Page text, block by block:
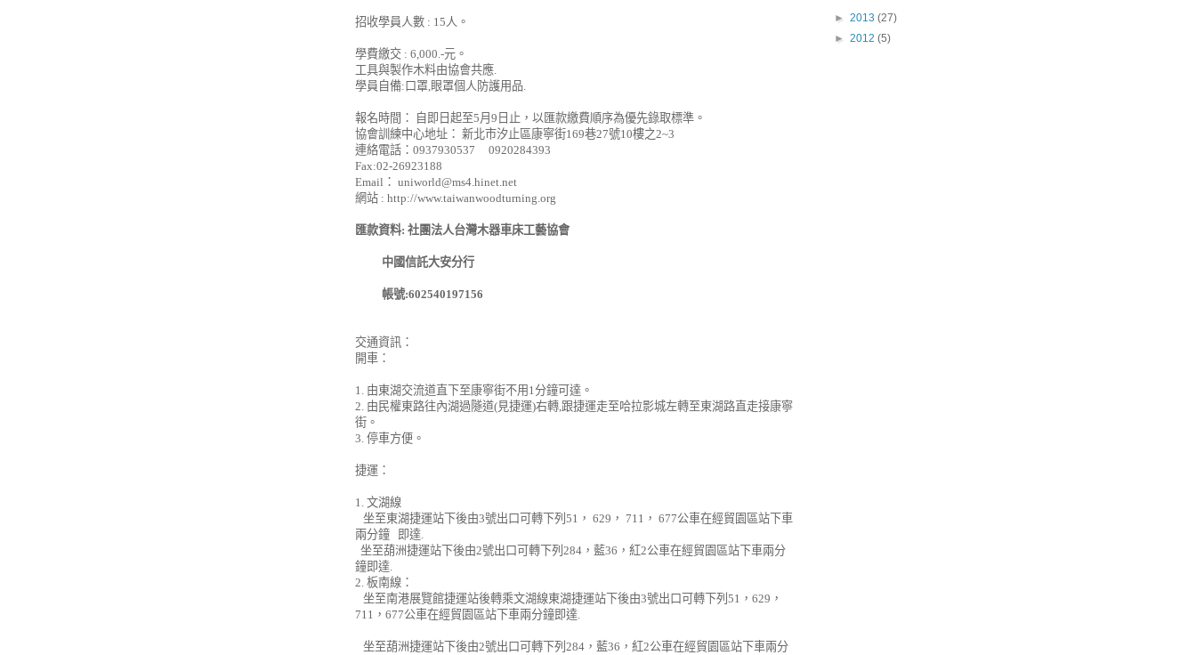
招收學員人數 : 15人。
學費繳交 : 6,000.-元。
工具與製作木料由協會共應.
學員自備:口罩,眼罩個人防護用品.
報名時間： 自即日起至5月 9 日止，以匯款繳費順序為優先錄取標準。
協會訓練中心地址： 新北市汐止區康寧街169巷27號10樓之2~3
連絡電話： 0937930537 0920284393
Fax:02-26923188
Email ： uniworld@ms4.hinet.net
網站 : http://www.taiwanwoodturning.org
匯款資料: 社團法人台灣木器車床工藝協會
中國信託大安分行
帳號:602540197156
交通資訊：
開車：
1. 由東湖交流道直下至康寧街不用 1分鐘可達。
2. 由民權東路往內湖過隧道(見捷運)右轉,跟捷運走至哈拉影城左轉至東湖路直走接康寧
街。
3. 停車方便。
捷運：
1. 文湖線
坐至東湖捷運站下後由3號出口可轉下列 51 ， 629 ， 711 ， 677公車在經貿園區站下車
兩分鐘
即達.
坐至葫洲捷運站下後由2號出口可轉下列 284 ，藍36 ，紅 2公車在經貿園區站下車兩分
鐘即達.
2. 板南線：
坐至南港展覽館捷運站後轉乘文湖線東湖捷運站下後由3號出口可轉下列 51 ， 629 ，
711 ， 677公車在經貿園區站下車兩分鐘即達.
坐至葫洲捷運站下後由2號出口可轉下列 284 ，藍36 ，紅 2公車在經貿園區站下車兩分
► 2013 (27)
► 2012 (5)